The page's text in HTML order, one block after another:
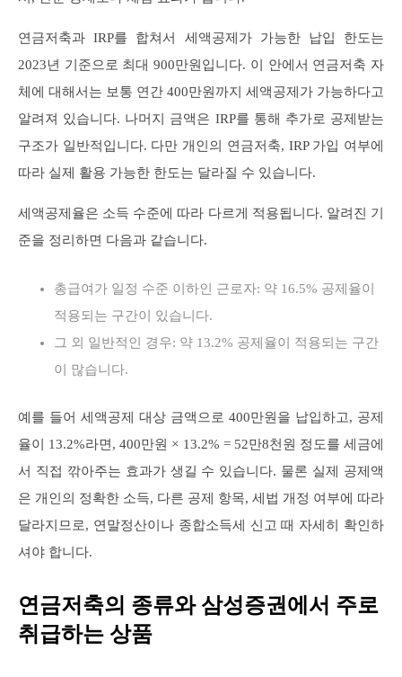
연금저축과 IRP를 합쳐서 세액공제가 가능한 납입 한도는
2023년 기준으로 최대 900만원입니다. 이 안에서 연금저축 자
체에 대해서는 보통 연간 400만원까지 세액공제가 가능하다고
알려져 있습니다. 나머지 금액은 IRP를 통해 추가로 공제받는
구조가 일반적입니다. 다만 개인의 연금저축, IRP 가입 여부에
따라 실제 활용 가능한 한도는 달라질 수 있습니다.
세액공제율은 소득 수준에 따라 다르게 적용됩니다. 알려진 기
준을 정리하면 다음과 같습니다.
총급여가 일정 수준 이하인 근로자: 약 16.5% 공제율이
적용되는 구간이 있습니다.
그 외 일반적인 경우: 약 13.2% 공제율이 적용되는 구간
이 많습니다.
예를 들어 세액공제 대상 금액으로 400만원을 납입하고, 공제
율이 13.2%라면, 400만원 × 13.2% = 52만8천원 정도를 세금에
서 직접 깎아주는 효과가 생길 수 있습니다. 물론 실제 공제액
은 개인의 정확한 소득, 다른 공제 항목, 세법 개정 여부에 따라
달라지므로, 연말정산이나 종합소득세 신고 때 자세히 확인하
셔야 합니다.
연금저축의 종류와 삼성증권에서 주로
취급하는 상품